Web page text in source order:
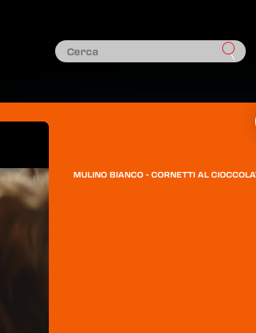
MULINO BIANCO - CORNETTI AL